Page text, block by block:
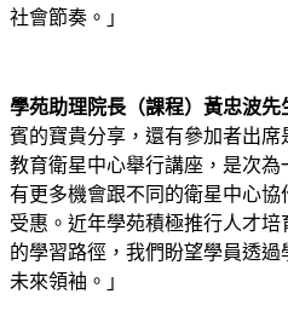
社會節奏。」
學苑助理院長（課程）黃忠波先
賓的寶貴分享，還有參加者出
教育衛星中心舉行講座，是次
有更多機會跟不同的衛星中心
受惠。近年學苑積極推行人才
的學習路徑，我們盼望學員透
未來領袖。」